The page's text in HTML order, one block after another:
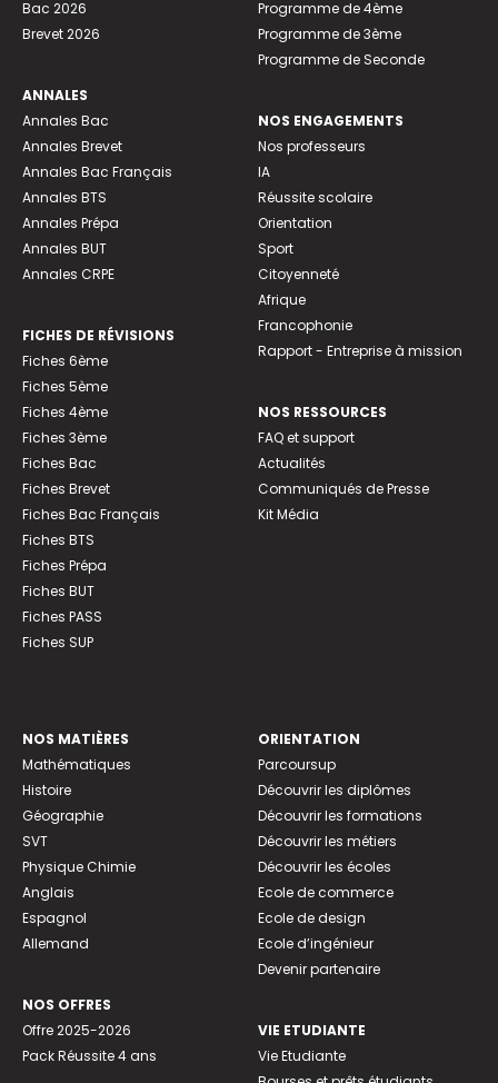
Bac 2026
Brevet 2026
ANNALES
Annales Bac
Annales Brevet
Annales Bac Français
Annales BTS
Annales Prépa
Annales BUT
Annales CRPE
FICHES DE RÉVISIONS
Fiches 6ème
Fiches 5ème
Fiches 4ème
Fiches 3ème
Fiches Bac
Fiches Brevet
Fiches Bac Français
Fiches BTS
Fiches Prépa
Fiches BUT
Fiches PASS
Fiches SUP
Programme de 4ème
Programme de 3ème
Programme de Seconde
NOS ENGAGEMENTS
Nos professeurs
IA
Réussite scolaire
Orientation
Sport
Citoyenneté
Afrique
Francophonie
Rapport - Entreprise à mission
NOS RESSOURCES
FAQ et support
Actualités
Communiqués de Presse
Kit Média
NOS MATIÈRES
Mathématiques
Histoire
Géographie
SVT
Physique Chimie
Anglais
Espagnol
Allemand
NOS OFFRES
Offre 2025-2026
Pack Réussite 4 ans
ORIENTATION
Parcoursup
Découvrir les diplômes
Découvrir les formations
Découvrir les métiers
Découvrir les écoles
Ecole de commerce
Ecole de design
Ecole d’ingénieur
Devenir partenaire
VIE ETUDIANTE
Vie Etudiante